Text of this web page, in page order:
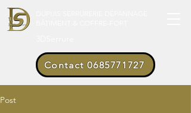
Contact 0685771727
Post